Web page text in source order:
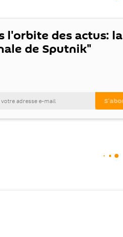
l'orbite des actus: la
de Sputnik"